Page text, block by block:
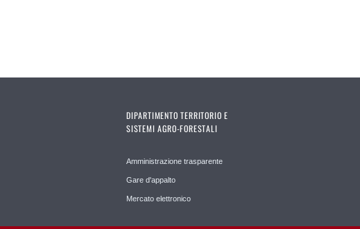
DIPARTIMENTO TERRITORIO E
SISTEMI AGRO-FORESTALI
Amministrazione trasparente
Gare d'appalto
Mercato elettronico